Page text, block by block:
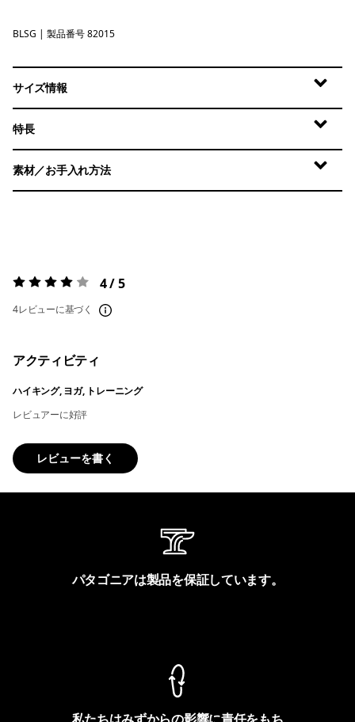
Blue Sage
BLSG | 製品番号 82015
サイズ情報
特長
素材／お手入れ方法
評価:4 / 5 4 / 5
4レビューに基づく
アクティビティ
ハイキング, ヨガ, トレーニング
レビュアーに好評
レビューを書く
パタゴニアは製品を保証しています。